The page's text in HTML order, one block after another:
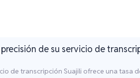
precisión de su servicio de
de transcripción Suajili ofrece una tasa